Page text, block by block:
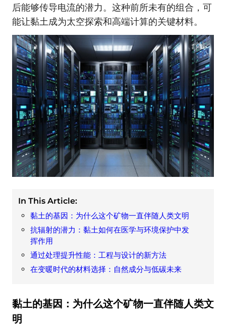
后能够传导电流的潜力。这种前所未有的组合，可
能让黏土成为太空探索和高端计算的关键材料。
In This Article:
黏土的基因：为什么这个矿物一直伴随人类文明
抗辐射的潜力：黏土如何在医学与环境保护中发
挥作用
通过处理提升性能：工程与设计的新方法
在变暖时代的材料选择：自然成分与低碳未来
黏土的基因：为什么这个矿物一直伴随人类文
明